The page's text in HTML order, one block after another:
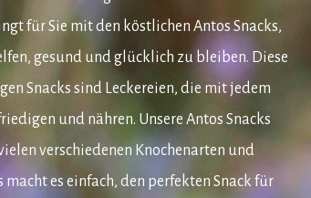
für Sie mit den köstlichen Antos Snacks,
gesund und glücklich zu bleiben. Diese
Snacks sind Leckereien, die mit jedem
und nähren. Unsere Antos Snacks
verschiedenen Knochenarten und
macht es einfach, den perfekten Snack für